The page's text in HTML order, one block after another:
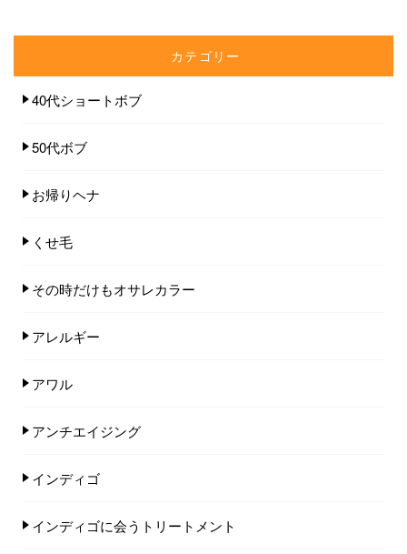
カテゴリー
40代ショートボブ
50代ボブ
お帰りヘナ
くせ毛
その時だけもオサレカラー
アレルギー
アワル
アンチエイジング
インディゴ
インディゴに会うトリートメント